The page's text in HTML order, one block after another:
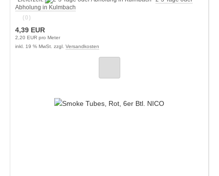
Abholung in Kulmbach
(0)
4,39 EUR
2,20 EUR pro Meter
inkl. 19 % MwSt. zzgl. Versandkosten